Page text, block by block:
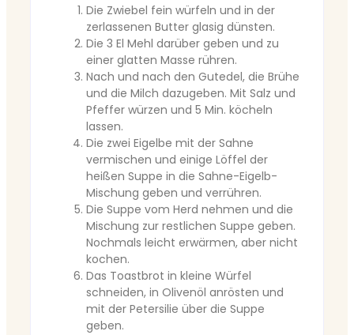
Die Zwiebel fein würfeln und in der
zerlassenen Butter glasig dünsten.
Die 3 El Mehl darüber geben und zu
einer glatten Masse rühren.
Nach und nach den Gutedel, die Brühe
und die Milch dazugeben. Mit Salz und
Pfeffer würzen und 5 Min. köcheln
lassen.
Die zwei Eigelbe mit der Sahne
vermischen und einige Löffel der
heißen Suppe in die Sahne-Eigelb-
Mischung geben und verrühren.
Die Suppe vom Herd nehmen und die
Mischung zur restlichen Suppe geben.
Nochmals leicht erwärmen, aber nicht
kochen.
Das Toastbrot in kleine Würfel
schneiden, in Olivenöl anrösten und
mit der Petersilie über die Suppe
geben.